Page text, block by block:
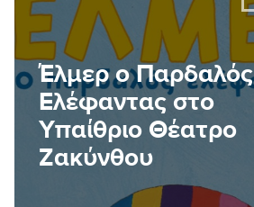
Έλμερ ο Παρδαλός
Ελέφαντας στο
Υπαίθριο Θέατρο
Ζακύνθου